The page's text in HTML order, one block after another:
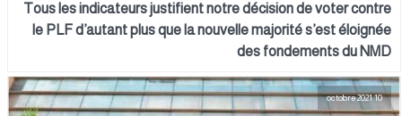
Tous les indicateurs justifient notre décision de voter contre
le PLF d’autant plus que la nouvelle majorité s’est éloignée
des fondements du NMD
10 octobre 2021